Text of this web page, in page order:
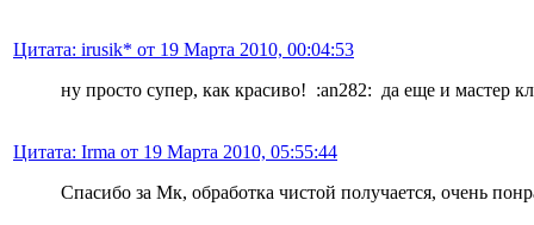
Цитата: irusik* от 19 Марта 2010, 00:04:53
ну просто супер, как красиво! :an282: да еще и мастер
Цитата: Irma от 19 Марта 2010, 05:55:44
Спасибо за Мк, обработка чистой получается, очень